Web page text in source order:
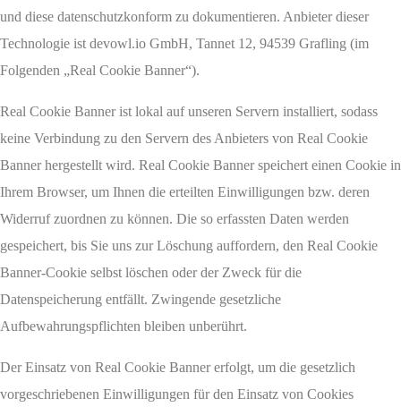
und diese datenschutzkonform zu dokumentieren. Anbieter dieser
Technologie ist devowl.io GmbH, Tannet 12, 94539 Grafling (im
Folgenden „Real Cookie Banner“).
Real Cookie Banner ist lokal auf unseren Servern installiert, sodass
keine Verbindung zu den Servern des Anbieters von Real Cookie
Banner hergestellt wird. Real Cookie Banner speichert einen Cookie in
Ihrem Browser, um Ihnen die erteilten Einwilligungen bzw. deren
Widerruf zuordnen zu können. Die so erfassten Daten werden
gespeichert, bis Sie uns zur Löschung auffordern, den Real Cookie
Banner-Cookie selbst löschen oder der Zweck für die
Datenspeicherung entfällt. Zwingende gesetzliche
Aufbewahrungspflichten bleiben unberührt.
Der Einsatz von Real Cookie Banner erfolgt, um die gesetzlich
vorgeschriebenen Einwilligungen für den Einsatz von Cookies